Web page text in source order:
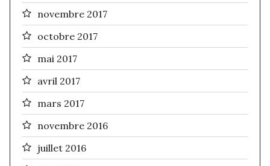
novembre 2017
octobre 2017
mai 2017
avril 2017
mars 2017
novembre 2016
juillet 2016